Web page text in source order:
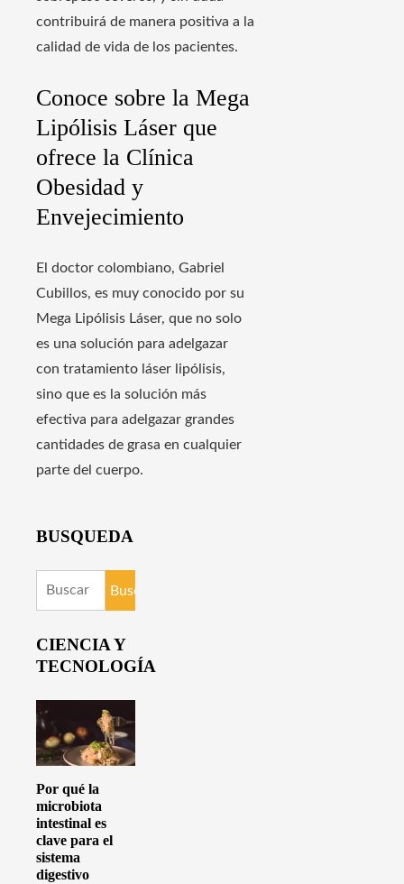
contribuirá de manera positiva a la
calidad de vida de los pacientes.
Conoce sobre la Mega
Lipólisis Láser que
ofrece la Clínica
Obesidad y
Envejecimiento
El doctor colombiano, Gabriel
Cubillos, es muy conocido por su
Mega Lipólisis Láser, que no solo
es una solución para adelgazar
con tratamiento láser lipólisis,
sino que es la solución más
efectiva para adelgazar grandes
cantidades de grasa en cualquier
parte del cuerpo.
BUSQUEDA
Buscar:
CIENCIA Y
TECNOLOGÍA
Por qué la
microbiota
intestinal es
clave para el
sistema
digestivo